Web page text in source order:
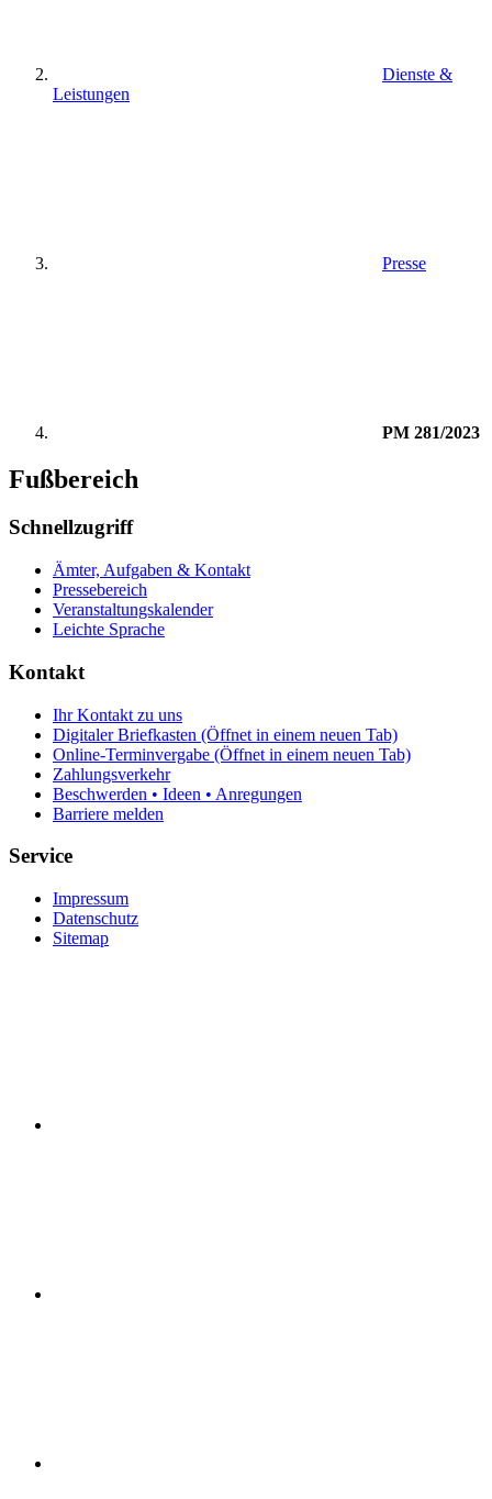
Dienste &
Leistungen
Presse
PM 281/2023
Fußbereich
Schnellzugriff
Ämter, Aufgaben & Kontakt
Pressebereich
Veranstaltungskalender
Leichte Sprache
Kontakt
Ihr Kontakt zu uns
Digitaler Briefkasten (Öffnet in einem neuen Tab)
Online-Terminvergabe (Öffnet in einem neuen Tab)
Zahlungsverkehr
Beschwerden • Ideen • Anregungen
Barriere melden
Service
Impressum
Datenschutz
Sitemap